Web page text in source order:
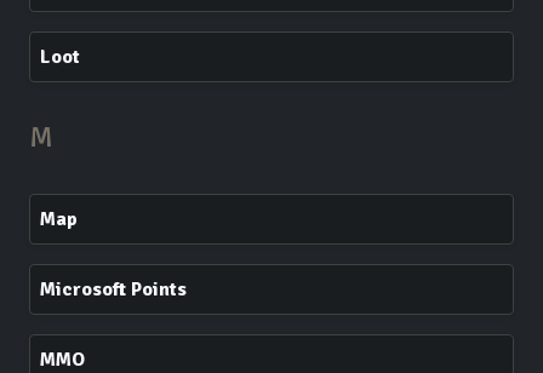
Loot
M
Map
Microsoft Points
MMO